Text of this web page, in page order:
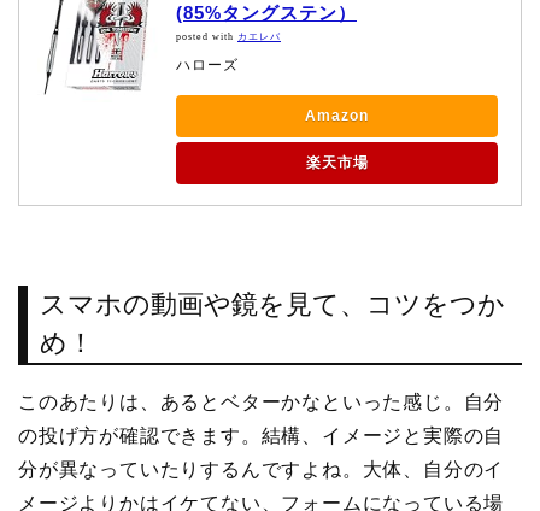
(85%タングステン）
posted with カエレバ
ハローズ
Amazon
楽天市場
スマホの動画や鏡を見て、コツをつか
め！
このあたりは、あるとベターかなといった感じ。自分
の投げ方が確認できます。結構、イメージと実際の自
分が異なっていたりするんですよね。大体、自分のイ
メージよりかはイケてない、フォームになっている場